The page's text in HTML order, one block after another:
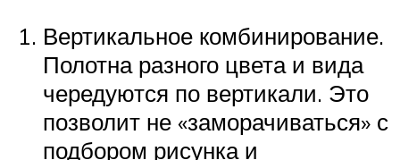
Вертикальное комбинирование.
Полотна разного цвета и вида
чередуются по вертикали. Это
позволит не «заморачиваться» с
подбором рисунка и